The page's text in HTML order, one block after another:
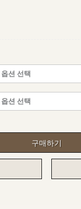
구매하기